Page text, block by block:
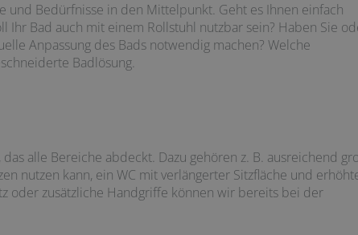
und Bedürfnisse in den Mittelpunkt. Geht es Ihnen einfach
Ihr Bad auch mit einem Rollstuhl nutzbar sein? Haben Sie
Anpassung des Bads notwendig machen? Welche
Badlösung.
alle Bereiche abdeckt. Dazu gehören z. B. ausreichend
nutzen kann, ein WC mit verlängerter Sitzfläche und
oder zusätzliche Handgriffe können wir bereits bei der